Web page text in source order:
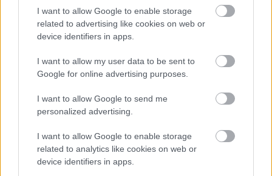
I want to allow Google to enable storage
related to advertising like cookies on web or
device identifiers in apps.
I want to allow my user data to be sent to
Google for online advertising purposes.
I want to allow Google to send me
personalized advertising.
I want to allow Google to enable storage
related to analytics like cookies on web or
device identifiers in apps.
Leeds UnitedvsManchester United2026-08-12 20:30
ELŐZŐ MÉRKŐZÉSEK
Támogasd adományoddal